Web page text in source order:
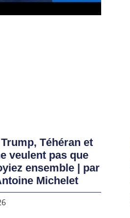
Téhéran et
veulent pas que
ensemble | par
Michelet